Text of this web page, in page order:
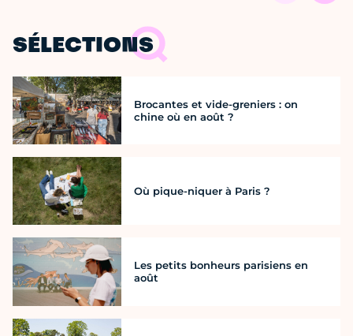
SÉLECTIONS
Brocantes et vide-greniers : on
chine où en août ?
Où pique-niquer à Paris ?
Les petits bonheurs parisiens en
août